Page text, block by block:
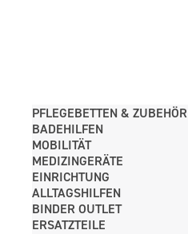
PFLEGE­BETTEN & ZUBEHÖR
BADEHILFEN
MOBILITÄT
MEDIZINGERÄTE
EINRICHTUNG
ALLTAGS­HILFEN
BINDER OUTLET
ERSATZTEILE